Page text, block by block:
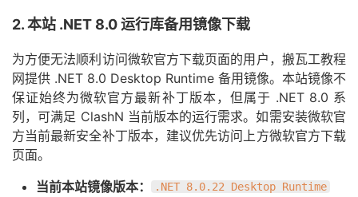
2. 本站 .NET 8.0 运行库备用镜像下载
为方便无法顺利访问微软官方下载页面的用户，搬瓦工教程
网提供 .NET 8.0 Desktop Runtime 备用镜像。本站镜像不
保证始终为微软官方最新补丁版本，但属于 .NET 8.0 系
列，可满足 ClashN 当前版本的运行需求。如需安装微软官
方当前最新安全补丁版本，建议优先访问上方微软官方下载
页面。
当前本站镜像版本：
.NET 8.0.22 Desktop Runtime